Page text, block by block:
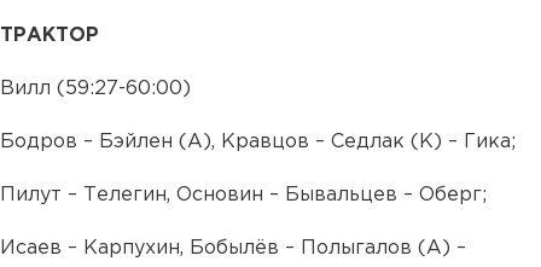
ТРАКТОР
Вилл (59:27-60:00)
Бодров – Бэйлен (А), Кравцов – Седлак (К) – Гика;
Пилут – Телегин, Основин – Бывальцев – Оберг;
Исаев – Карпухин, Бобылёв – Полыгалов (А) –